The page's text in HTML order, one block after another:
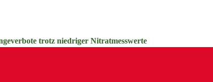
trotz niedriger Nitratmesswerte